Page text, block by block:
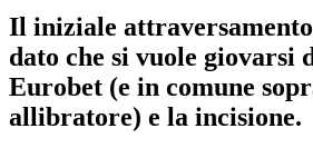
Il iniziale
dato che si vuole giovarsi
Eurobet (e in comune
allibratore) e la incisione.